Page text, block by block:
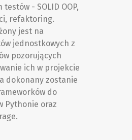
- SOLID OOP,
refaktoring.
jest na
jednostkowych z
pozorujących
ich w projekcie
dokonany zostanie
do
Pythonie oraz